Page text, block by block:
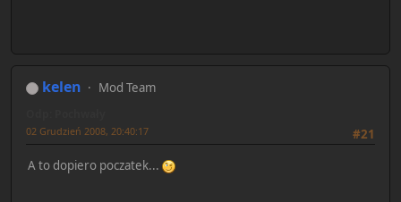
kelen Mod Team
#21
02 Grudzień 2008, 20:40:17
A to dopiero poczatek...